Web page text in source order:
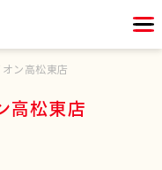
ン高松東店
高松東店